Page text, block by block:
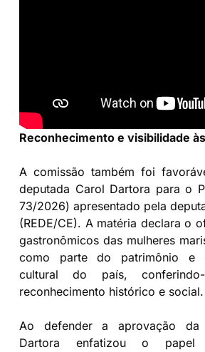
Reconhecimento e visibilidade
A comissão também foi
deputada Carol Dartora para o
73/2026) apresentado pela
(REDE/CE). A matéria declara o
gastronômicos das mulheres
como parte do patrimônio e
cultural do país,
reconhecimento histórico e social.
Ao defender a aprovação da
Dartora enfatizou o papel